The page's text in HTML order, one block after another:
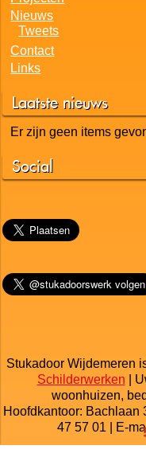
Stukadoor
Home
Diensten
Nieuws
Tweets
Contact
Links
Er zijn geen items